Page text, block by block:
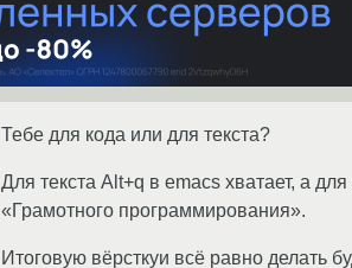
Тебе для кода или для текста?
Для текста Alt+q в emacs хватает, а
«Грамотного программирования».
Итоговую вёрсткуи всё равно делать